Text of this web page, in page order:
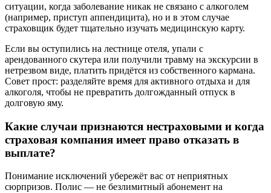
ситуации, когда заболевание никак не связано с алкоголем
(например, приступ аппендицита), но и в этом случае
страховщик будет тщательно изучать медицинскую карту.
Если вы оступились на лестнице отеля, упали с
арендованного скутера или получили травму на экскурсии в
нетрезвом виде, платить придётся из собственного кармана.
Совет прост: разделяйте время для активного отдыха и для
алкоголя, чтобы не превратить долгожданный отпуск в
долговую яму.
Какие случаи признаются нестраховыми и когда
страховая компания имеет право отказать в
выплате?
Понимание исключений убережёт вас от неприятных
сюрпризов. Полис — не безлимитный абонемент на